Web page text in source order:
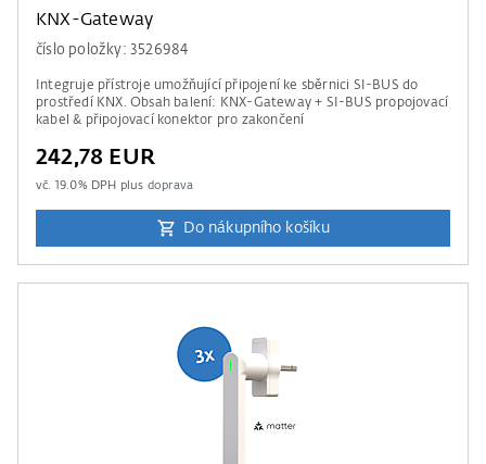
KNX-Gateway
číslo položky: 3526984
Integruje přístroje umožňující připojení ke sběrnici SI-BUS do
prostředí KNX. Obsah balení: KNX-Gateway + SI-BUS propojovací
kabel & připojovací konektor pro zakončení
242,78 EUR
vč. 19.0% DPH plus doprava
Do nákupního košíku